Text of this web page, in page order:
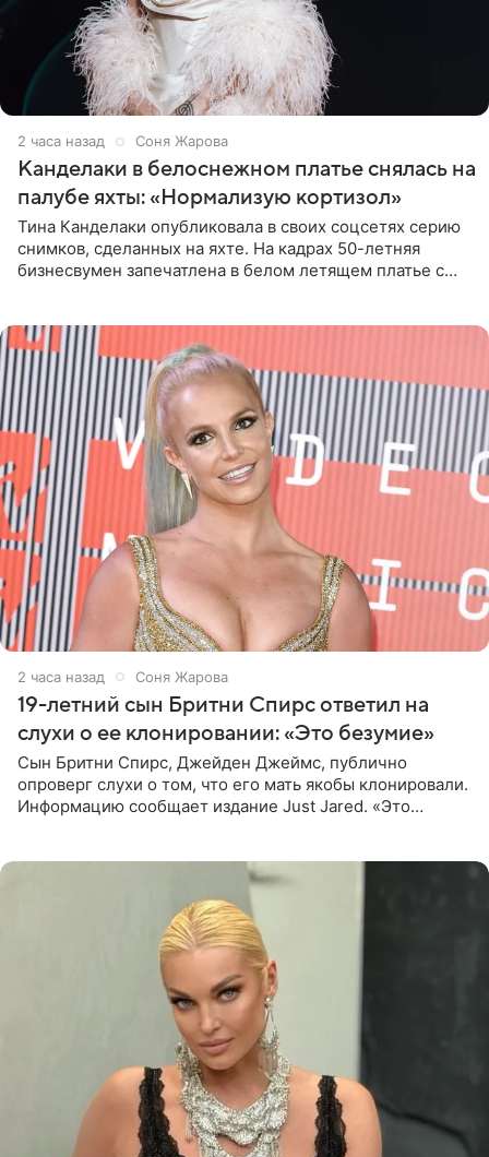
2 часа назад Соня Жарова
Канделаки в белоснежном платье снялась на
палубе яхты: «Нормализую кортизол»
Тина Канделаки опубликовала в своих соцсетях серию
снимков, сделанных на яхте. На кадрах 50-летняя
бизнесвумен запечатлена в белом летящем платье с
2 часа назад Соня Жарова
19-летний сын Бритни Спирс ответил на
слухи о ее клонировании: «Это безумие»
Сын Бритни Спирс, Джейден Джеймс, публично
опроверг слухи о том, что его мать якобы клонировали.
Информацию сообщает издание Just Jared. «Это